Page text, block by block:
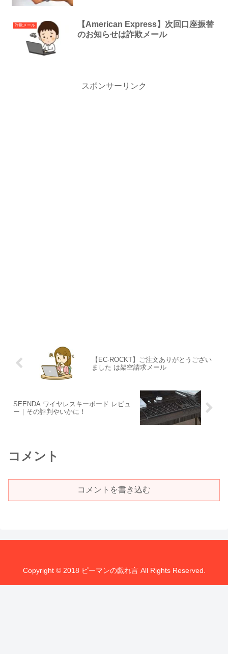
詐欺メール
【American Express】次回口座振替
のお知らせは詐欺メール
スポンサーリンク
【EC-ROCKT】ご注文ありがとうござい
ました は架空請求メール
SEENDA ワイヤレスキーボード レビュ
ー｜その評判やいかに！
コメント
コメントを書き込む
Copyright © 2018 ピーマンの戯れ言 All Rights Reserved.